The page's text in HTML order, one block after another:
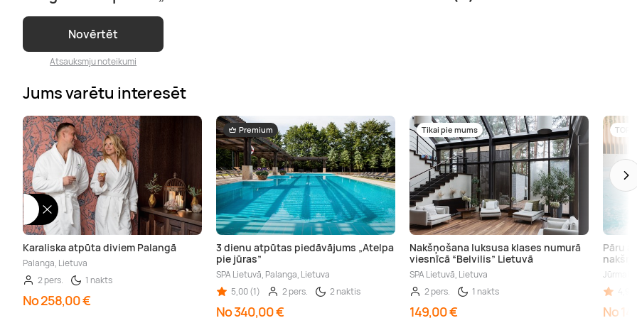
Novērtēt
Atsauksmju noteikumi
Jums varētu interesēt
Karaliska atpūta diviem Palangā
Palanga, Lietuva
2 pers.
1 nakts
No 258,00 €
Premium
3 dienu atpūtas piedāvājums „Atelpa
pie jūras”
SPA Lietuvā, Palanga, Lietuva
5,00 (1)
2 pers. 2 naktis
No 340,00 €
Tikai pie mums
Nakšņošana luksusa klases numurā
viesnīcā “Belvilis” Lietuvā
SPA Lietuvā, Lietuva
2 pers.
1 nakts
149,00 €
TOP
Pāru
Jūrmala,
No